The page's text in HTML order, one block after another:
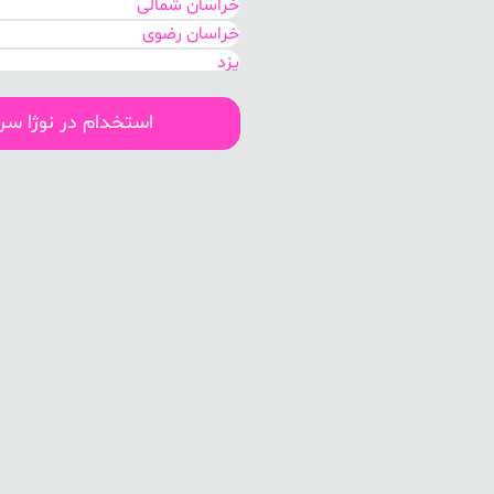
خراسان شمالی
خراسان رضوی
یزد
کرمان
کهگیلویه و بویر احمد
استخدام در نوژا